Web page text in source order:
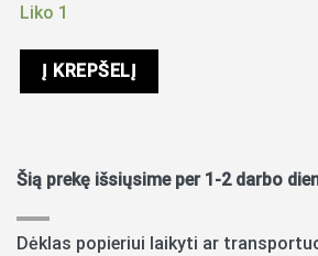
Liko 1
Į KREPŠELĮ
Šią prekę išsiųsime per 1-2 darbo
Dėklas popieriui laikyti ar